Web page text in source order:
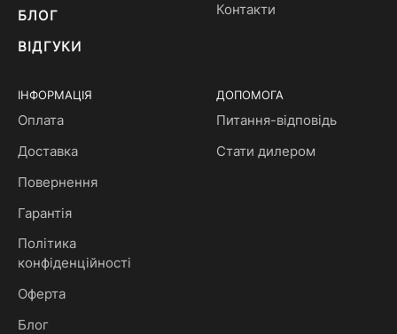
БЛОГ
ВІДГУКИ
Контакти
ІНФОРМАЦІЯ
Оплата
Доставка
Повернення
Гарантія
Політика
конфіденційності
Оферта
Блог
ДОПОМОГА
Питання-відповідь
Стати дилером